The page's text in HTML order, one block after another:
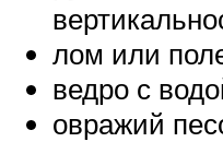
лом или
ведро с
овражий